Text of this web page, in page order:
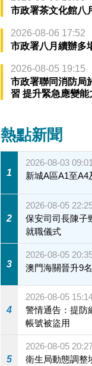
市政署茶文化館八
2026-08-06 17:52
市政署八月續辦多
2026-08-05 19:15
市政署聯同消防局
習 提升緊急應變能
熱點新聞
1
2026-08-03 09:01
新城A區A1至A4
2
2026-08-05
保安司司長陳子
就職儀式
3
2026-08-05
澳門海關晉升9
4
2026-08-05
警情通告：提防
帳號被盜用
5
2026-08-05
衛生局動態調整